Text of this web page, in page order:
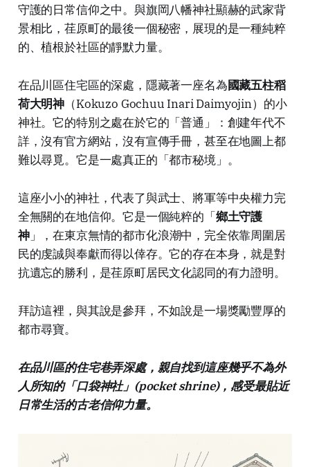
守護的日常信仰之中。與旗岡八幡神社顯赫的武家背
景相比，荏原町的最後一個秘密，展現的是一種純粹
的、植根於社區的靜默力量。
在品川區住宅區的深處，隱藏著一座名為國藏五柱稻
荷大明神 （Kokuzo Gochuu Inari Daimyojin）的小
神社。它的特別之處在於它的「普通」：創建年代不
詳，沒有官方網站，沒有宣傳手冊，甚至在地圖上都
難以尋覓。它是一處真正的「都市秘境」。
這座小小的神社，代表了與武士、將軍等中央權力完
全無關的在地信仰。它是一個純粹的「鄉土守護
神」，在東京無情的都市化浪潮中，完全依靠周圍居
民的虔誠與奉獻而得以倖存。它的存在本身，就是對
抗遺忘的勝利，是荏原町居民文化認同的有力證明。
拜訪這裡，與其說是參拜，不如說是一場獎勵豐厚的
都市尋寶。
在品川區的住宅巷弄深處，親自找到這座幾乎不為外
人所知的「口袋神社」(pocket shrine)，感受最貼近
日常生活的古老信仰力量。